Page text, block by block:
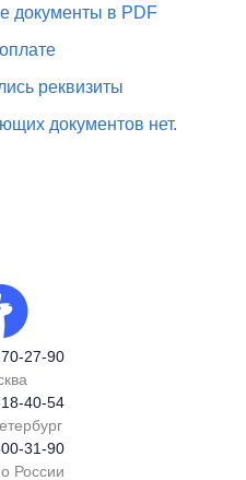
документы в PDF
реквизиты
документов нет.
27-90
40-54
31-90
России